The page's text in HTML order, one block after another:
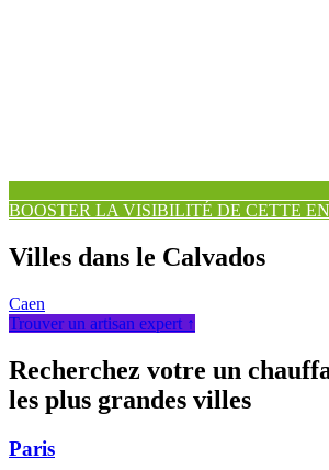
BOOSTER LA VISIBILITÉ DE CETTE
Villes dans le Calvados
Caen
Trouver un artisan expert ↑
Recherchez votre un
les plus grandes villes
Paris